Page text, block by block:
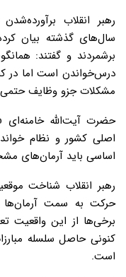
رهبر انقلاب
سال‌های گذشته بیان
برشمردند و گفتند:
درس‌خواندن است اما در
مشکلات جزو وظایف
حضرت آیت‌الله خامنه‌ای
اصلی کشور و نظام
اساسی باید آرمان‌های
رهبر انقلاب شناخت
حرکت به سمت آرمان‌ها
برخی‌ها از این واقعیت
کنونی حاصل سلسله
است.